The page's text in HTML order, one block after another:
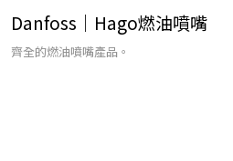
Danfoss｜Hago燃油噴嘴
齊全的燃油噴嘴產品。